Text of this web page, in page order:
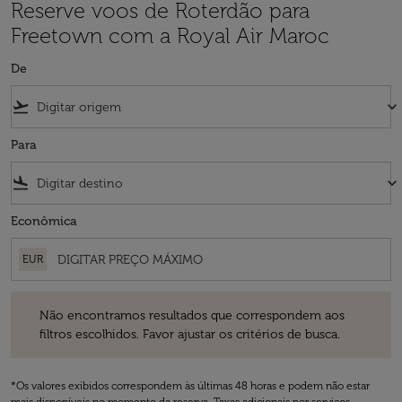
Reserve voos de Roterdão para
Freetown com a Royal Air Maroc
De
flight_takeoff keyboard_arrow_down
Para
flight_land keyboard_arrow_down
Econômica
EUR
Não encontramos resultados que correspondem aos
filtros escolhidos. Favor ajustar os critérios de busca.
*Os valores exibidos correspondem às últimas 48 horas e podem não estar